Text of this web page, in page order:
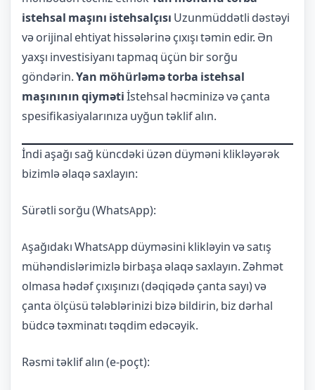
istehsal maşını istehsalçısı Uzunmüddətli dəstəyi
və orijinal ehtiyat hissələrinə çıxışı təmin edir. Ən
yaxşı investisiyanı tapmaq üçün bir sorğu
göndərin.Yan möhürləmə torba istehsal
maşınının qiymətiİstehsal həcminizə və çanta
spesifikasiyalarınıza uyğun təklif alın.
İndi aşağı sağ küncdəki üzən düyməni klikləyərək
bizimlə əlaqə saxlayın:
Sürətli sorğu (WhatsApp):
Aşağıdakı WhatsApp düyməsini klikləyin və satış
mühəndislərimizlə birbaşa əlaqə saxlayın. Zəhmət
olmasa hədəf çıxışınızı (dəqiqədə çanta sayı) və
çanta ölçüsü tələblərinizi bizə bildirin, biz dərhal
büdcə təxminatı təqdim edəcəyik.
Rəsmi təklif alın (e-poçt):